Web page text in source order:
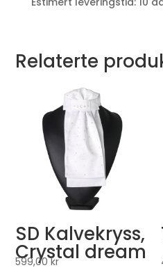
Relaterte
SD Kalvekryss,
Crystal dream
599,00kr